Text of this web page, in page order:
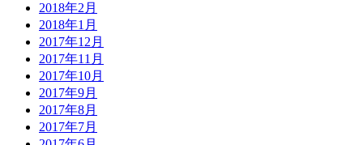
2018年2月
2018年1月
2017年12月
2017年11月
2017年10月
2017年9月
2017年8月
2017年7月